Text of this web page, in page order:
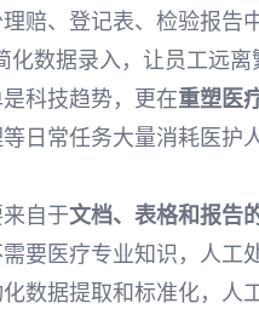
赔、登记表、检验报告
化数据录入，让员工远
科技趋势，更在重塑医
日常任务大量消耗医护
自于文档、表格和报告
要医疗专业知识，人工
数据提取和标准化，人